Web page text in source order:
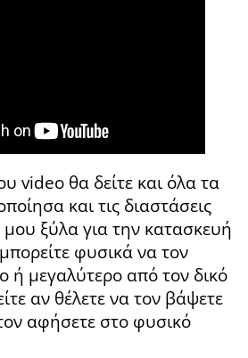
video θα δείτε και όλα τα
και τις διαστάσεις
ξύλα για την κατασκευή
φυσικά να τον
ή μεγαλύτερο από τον δικό
αν θέλετε να τον βάψετε
αφήσετε στο φυσικό